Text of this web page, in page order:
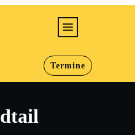
E-Bikes
Bikes
Termine